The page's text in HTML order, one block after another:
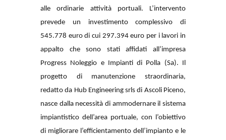
alle ordinarie attività portuali. L’intervento
prevede un investimento complessivo di
545.778 euro di cui 297.394 euro per i lavori in
appalto che sono stati affidati all’impresa
Progress Noleggio e Impianti di Polla (Sa). Il
progetto di manutenzione straordinaria,
redatto da Hub Engineering srls di Ascoli Piceno,
nasce dalla necessità di ammodernare il sistema
impiantistico dell’area portuale, con l’obiettivo
di migliorare l’efficientamento dell’impianto e le